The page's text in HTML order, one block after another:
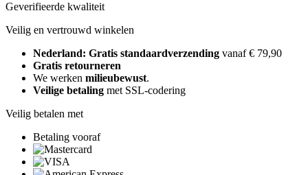
Geverifieerde kwaliteit
Veilig en vertrouwd winkelen
Nederland: Gratis standaardverzending vanaf € 79,90
Gratis retourneren
We werken milieubewust.
Veilige betaling met SSL-codering
Veilig betalen met
Betaling vooraf